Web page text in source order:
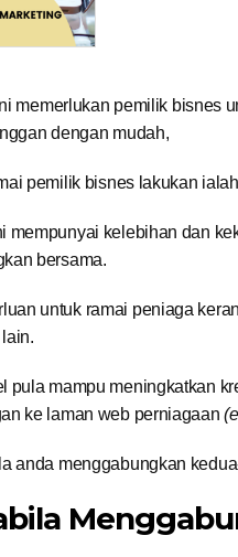
memerlukan pemilik bisnes
dengan mudah,
pemilik bisnes lakukan
mempunyai kelebihan dan
bersama.
untuk ramai peniaga
pula mampu meningkatkan
ke laman web perniagaan
anda menggabungkan